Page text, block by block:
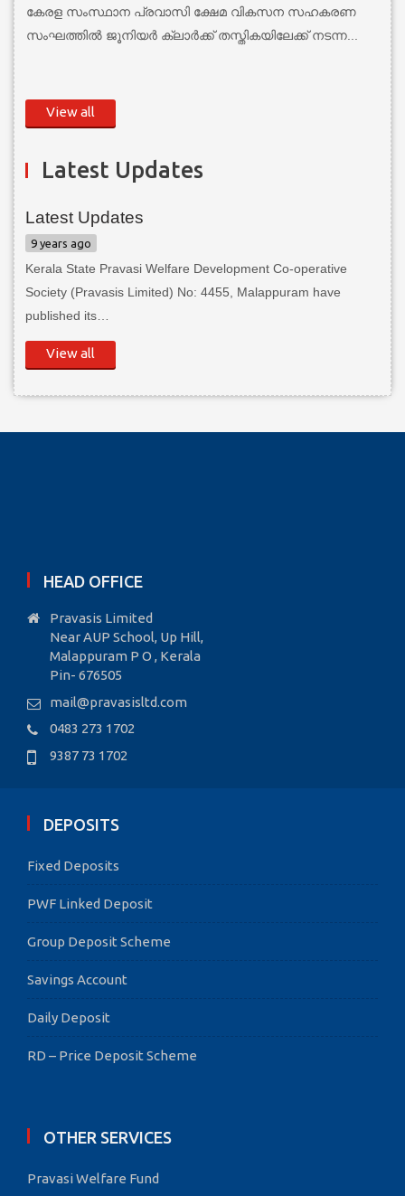
കേരള സംസ്ഥാന പ്രവാസി ക്ഷേമ വികസന സഹകരണ
സംഘത്തില്‍ ജൂനിയര്‍ ക്ലാര്‍ക്ക് തസ്തികയിലേക്ക് നടന്ന...
View all
Latest Updates
Latest Updates
9 years ago
Kerala State Pravasi Welfare Development Co-operative
Society (Pravasis Limited) No: 4455, Malappuram have
published its…
View all
HEAD OFFICE
Pravasis Limited
Near AUP School, Up Hill,
Malappuram P O , Kerala
Pin- 676505
mail@pravasisltd.com
0483 273 1702
9387 73 1702
DEPOSITS
Fixed Deposits
PWF Linked Deposit
Group Deposit Scheme
Savings Account
Daily Deposit
RD – Price Deposit Scheme
OTHER SERVICES
Pravasi Welfare Fund